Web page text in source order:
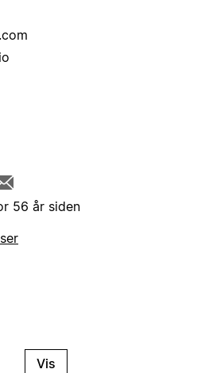
56 år siden
Vis